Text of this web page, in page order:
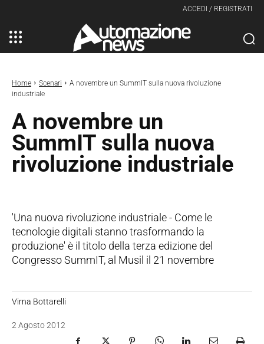
ACCEDI / REGISTRATI
Home Scenari
A novembre un SummIT sulla nuova rivoluzione
industriale
A novembre un
SummIT sulla nuova
rivoluzione industriale
'Una nuova rivoluzione industriale - Come le
tecnologie digitali stanno trasformando la
produzione' è il titolo della terza edizione del
Congresso SummIT, al Musil il 21 novembre
Virna Bottarelli
2 Agosto 2012